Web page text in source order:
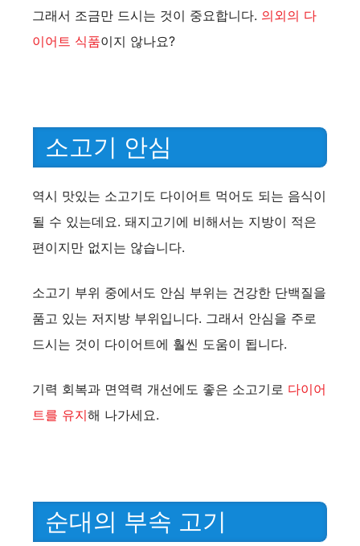
그래서 조금만 드시는 것이 중요합니다. 의외의 다
이어트 식품이지 않나요?
소고기 안심
역시 맛있는 소고기도 다이어트 먹어도 되는 음식이
될 수 있는데요. 돼지고기에 비해서는 지방이 적은
편이지만 없지는 않습니다.
소고기 부위 중에서도 안심 부위는 건강한 단백질을
품고 있는 저지방 부위입니다. 그래서 안심을 주로
드시는 것이 다이어트에 훨씬 도움이 됩니다.
기력 회복과 면역력 개선에도 좋은 소고기로 다이어
트를 유지해 나가세요.
순대의 부속 고기